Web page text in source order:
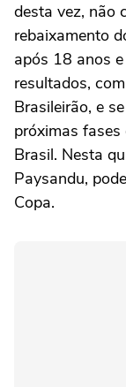
desta vez, não
rebaixamento
após 18 anos
resultados,
Brasileirão, e
próximas
Brasil. Nesta
Paysandu,
Copa.